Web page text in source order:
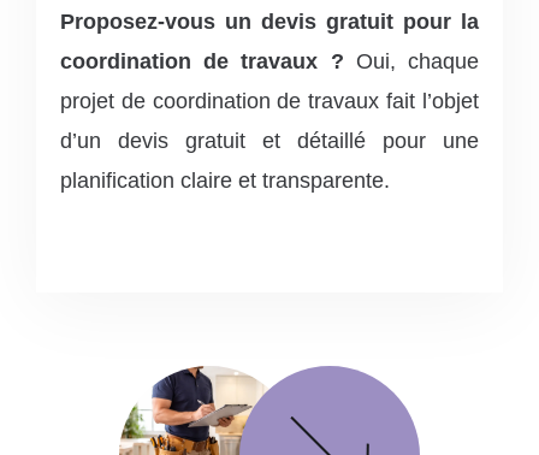
Proposez-vous un devis gratuit pour la
coordination de travaux ? Oui, chaque
projet de coordination de travaux fait l’objet
d’un devis gratuit et détaillé pour une
planification claire et transparente.